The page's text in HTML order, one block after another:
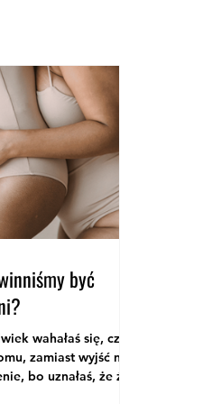
być
wahałaś się, czy
zamiast wyjść na
bo uznałaś, że źle